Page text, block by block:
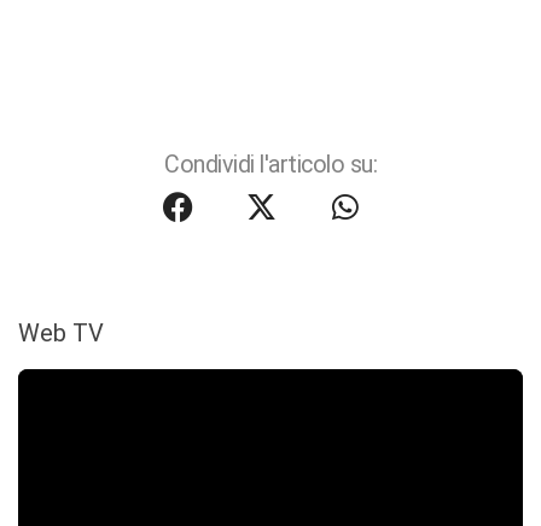
Condividi l'articolo su:
Web TV